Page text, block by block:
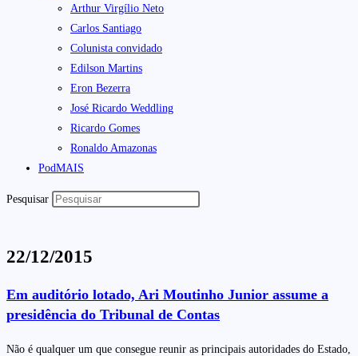
Arthur Virgílio Neto
Carlos Santiago
Colunista convidado
Edilson Martins
Eron Bezerra
José Ricardo Weddling
Ricardo Gomes
Ronaldo Amazonas
PodMAIS
Pesquisar
22/12/2015
Em auditório lotado, Ari Moutinho Junior assume a
presidência do Tribunal de Contas
Não é qualquer um que consegue reunir as principais autoridades do Estado,